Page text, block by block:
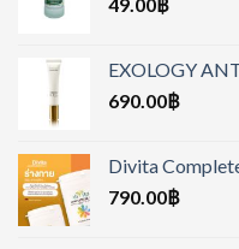
49.00฿
EXOLOGY
690.00฿
Divita
790.00฿